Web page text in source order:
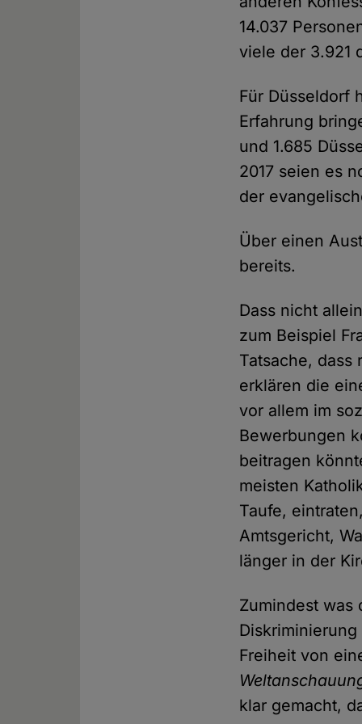
14.037
viele der 3.921
Für Düsseldorf
Erfahrung
und 1.685
2017 seien es
der
Über einen
bereits.
Dass nicht
zum Beispiel
Tatsache, dass
erklären die
vor allem im
Bewerbungen
beitragen
meisten
Taufe,
Amtsgericht,
länger in der
Zumindest
Freiheit von
klar gemacht,